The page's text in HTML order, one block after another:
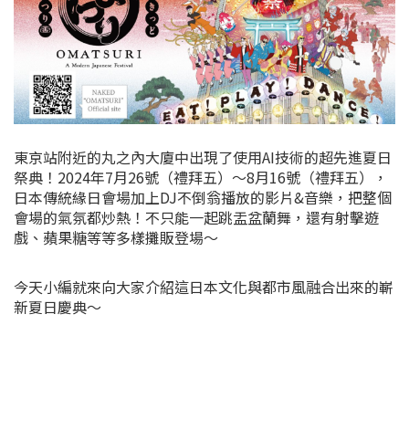
東京站附近的丸之內大廈中出現了使用AI技術的超先進夏日
祭典！2024年7月26號（禮拜五）～8月16號（禮拜五），
日本傳統緣日會場加上DJ不倒翁播放的影片&音樂，把整個
會場的氣氛都炒熱！不只能一起跳盂盆蘭舞，還有射擊遊
戲、蘋果糖等等多樣攤販登場～
今天小編就來向大家介紹這日本文化與都市風融合出來的嶄
新夏日慶典～